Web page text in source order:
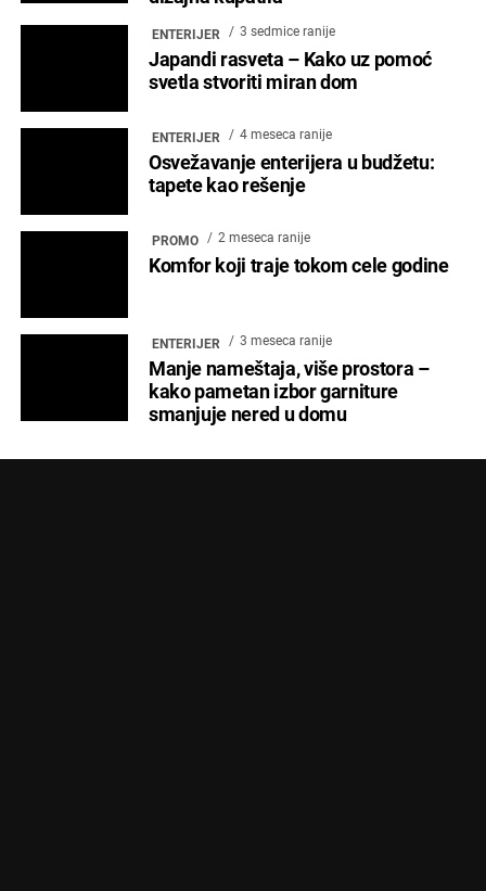
ENTERIJER 3 sedmice ranije
Japandi rasveta – Kako uz pomoć
svetla stvoriti miran dom
ENTERIJER 4 meseca ranije
Osvežavanje enterijera u budžetu:
tapete kao rešenje
PROMO 2 meseca ranije
Komfor koji traje tokom cele godine
ENTERIJER 3 meseca ranije
Manje nameštaja, više prostora –
kako pametan izbor garniture
smanjuje nered u domu